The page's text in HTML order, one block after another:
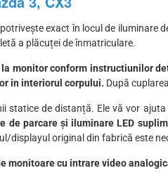
exact în locul de iluminare
a plăcuței de înmatriculare.
monitor conform instructiunilor
in interiorul corpului. După
statice de distanță. Ele vă vor
de parcare și iluminare LED
displayul original din fabrică este
monitoare cu intrare video